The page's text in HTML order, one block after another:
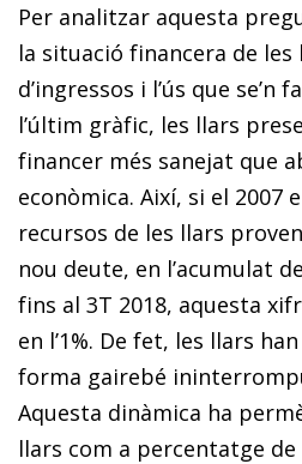
Per analitzar aquesta
la situació financera de
d’ingressos i l’ús que se’n
l’últim gràfic, les llars
financer més sanejat que
econòmica. Així, si el 2007
recursos de les llars
nou deute, en l’acumulat
fins al 3T 2018, aquesta
en l’1%. De fet, les llars
forma gairebé
Aquesta dinàmica ha
llars com a percentatge de